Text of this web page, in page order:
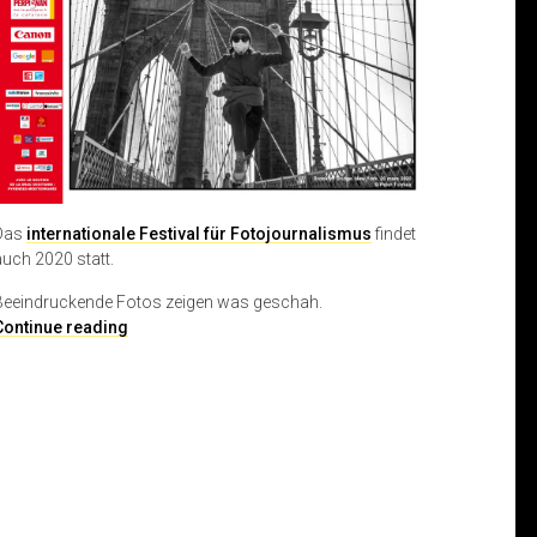
internationale Festival für Fotojournalismus findet
2020 statt.
Fotos zeigen was geschah.
readingF